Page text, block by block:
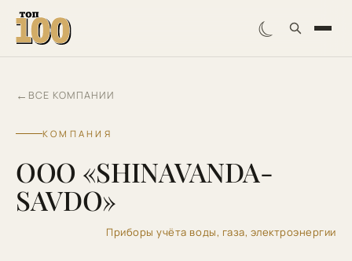
☾
← ВСЕ КОМПАНИИ
КОМПАНИЯ
OOO «SHINAVANDA-
SAVDO»
Приборы учёта воды, газа, электроэнергии